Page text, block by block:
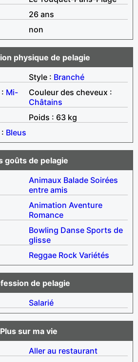
26 ans
non
physique de pelagie
Style : Branché
Mi-
Couleur des cheveux :
Châtains
Poids : 63 kg
Bleus
goûts de pelagie
Animaux Balade Soirées
entre amis
Animation Aventure
Romance
Bowling Danse Sports de
glisse
Reggae Rock Variétés
de pelagie
Salarié
Plus sur ma vie
Aller au restaurant